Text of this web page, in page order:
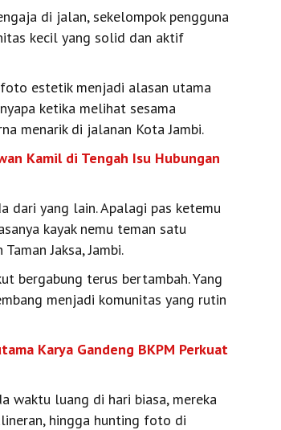
di jalan, sekelompok pengguna
kecil yang solid dan aktif
estetik menjadi alasan utama
ketika melihat sesama
menarik di jalanan Kota Jambi.
Kamil di Tengah Isu Hubungan
dari yang lain. Apalagi pas ketemu
kayak nemu teman satu
Jaksa, Jambi.
bergabung terus bertambah. Yang
menjadi komunitas yang rutin
Karya Gandeng BKPM Perkuat
waktu luang di hari biasa, mereka
hingga hunting foto di